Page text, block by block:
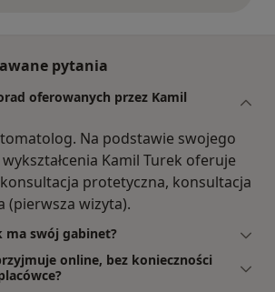
pytania
oferowanych przez Kamil
Na podstawie swojego
Kamil Turek oferuje
protetyczna, konsultacja
(pierwsza wizyta).
ma swój gabinet?
online, bez konieczności